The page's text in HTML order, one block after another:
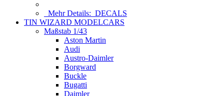
Mehr Details: DECALS
TIN WIZARD MODELCARS
Maßstab 1/43
Aston Martin
Audi
Austro-Daimler
Borgward
Buckle
Bugatti
Daimler